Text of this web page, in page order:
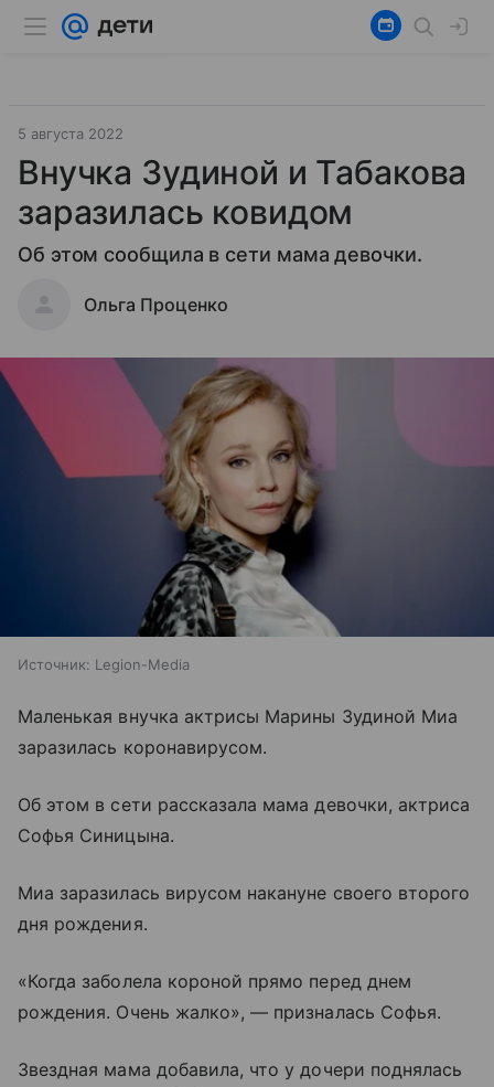
5 августа 2022
Внучка Зудиной и Табакова
заразилась ковидом
Об этом сообщила в сети мама девочки.
Ольга Проценко
Источник: Legion-Media
Маленькая внучка актрисы Марины Зудиной Миа
заразилась коронавирусом.
Об этом в сети рассказала мама девочки, актриса
Софья Синицына.
Миа заразилась вирусом накануне своего второго
дня рождения.
«Когда заболела короной прямо перед днем
рождения. Очень жалко», — призналась Софья.
Звездная мама добавила, что у дочери поднялась